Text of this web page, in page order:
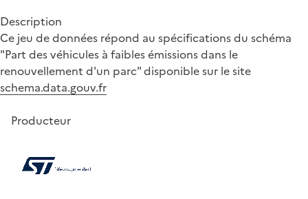
Description
Ce jeu de données répond au spécifications du schéma
"Part des véhicules à faibles émissions dans le
renouvellement d'un parc" disponible sur le site
schema.data.gouv.fr
Producteur